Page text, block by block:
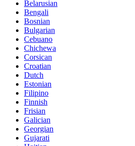
Belarusian
Bengali
Bosnian
Bulgarian
Cebuano
Chichewa
Corsican
Croatian
Dutch
Estonian
Filipino
Finnish
Frisian
Galician
Georgian
Gujarati